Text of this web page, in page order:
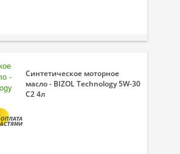
программы
программа
лодочных моторов
Синтетическое моторное
масло - BIZOL Technology 5W-30
C2 4л